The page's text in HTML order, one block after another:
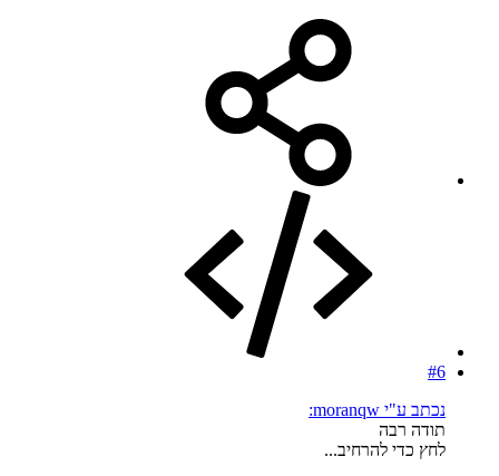
#6
נכתב ע"י moranqw:
תודה רבה
לחץ כדי להרחיב...